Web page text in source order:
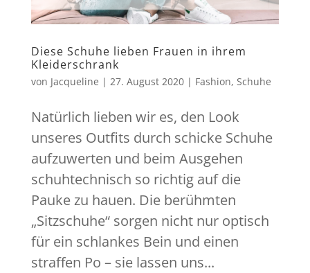
Diese Schuhe lieben Frauen in ihrem
Kleiderschrank
von Jacqueline | 27. August 2020| Fashion, Schuhe
Natürlich lieben wir es, den Look
unseres Outfits durch schicke Schuhe
aufzuwerten und beim Ausgehen
schuhtechnisch so richtig auf die
Pauke zu hauen. Die berühmten
„Sitzschuhe“ sorgen nicht nur optisch
für ein schlankes Bein und einen
straffen Po – sie lassen uns...